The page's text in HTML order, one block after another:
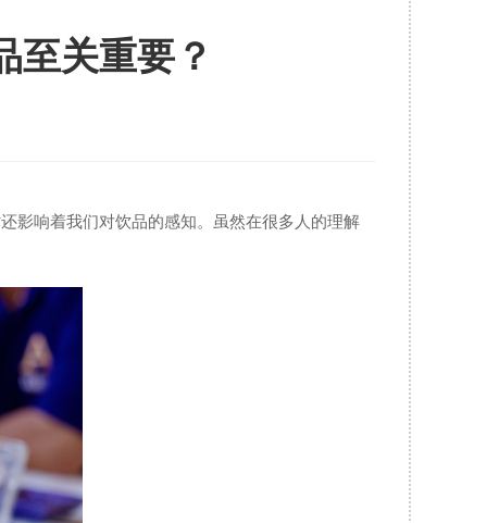
至关重要？
影响着我们对饮品的感知。虽然在很多人的理解